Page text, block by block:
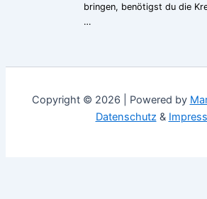
bringen, benötigst du die
…
Copyright © 2026 | Powered by
Datenschutz&